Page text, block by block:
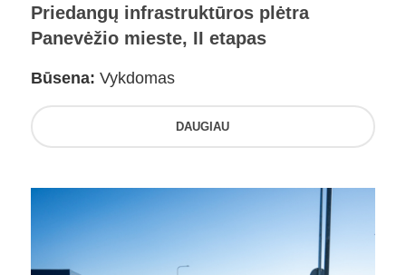
Priedangų infrastruktūros plėtra
Panevėžio mieste, II etapas
Būsena: Vykdomas
DAUGIAU